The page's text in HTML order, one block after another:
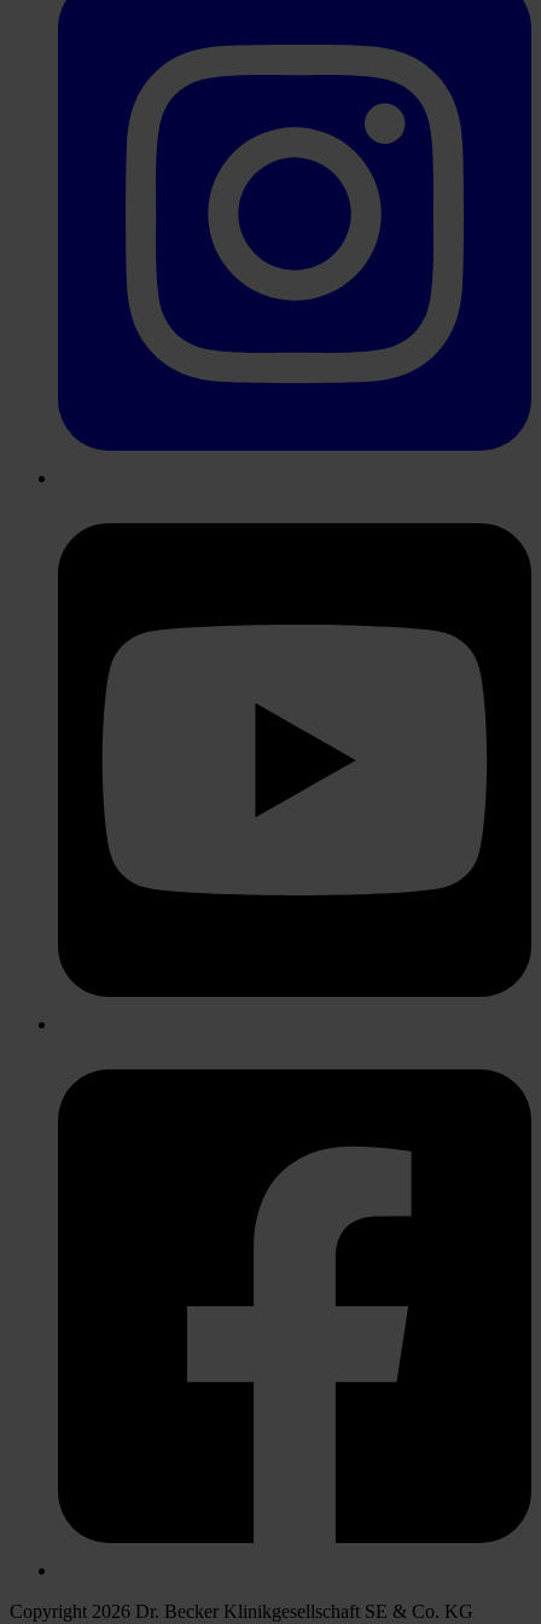
Copyright 2026 Dr. Becker Klinikgesellschaft SE & Co. KG